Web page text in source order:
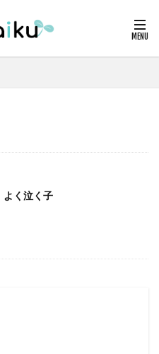
よく泣く子